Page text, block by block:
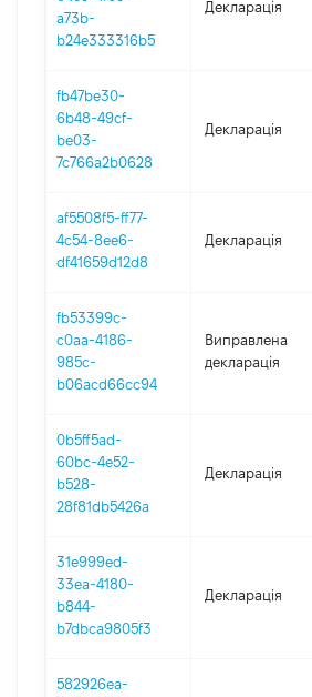
a73b-
b24e333316b5
Декларація
fb47be30-
6b48-49cf-
be03-
7c766a2b0628
Декларація
af5508f5-ff77-
4c54-8ee6-
df41659d12d8
Декларація
fb53399c-
c0aa-4186-
985c-
b06acd66cc94
Виправлена
декларація
0b5ff5ad-
60bc-4e52-
b528-
28f81db5426a
Декларація
31e999ed-
33ea-4180-
b844-
b7dbca9805f3
Декларація
582926ea-